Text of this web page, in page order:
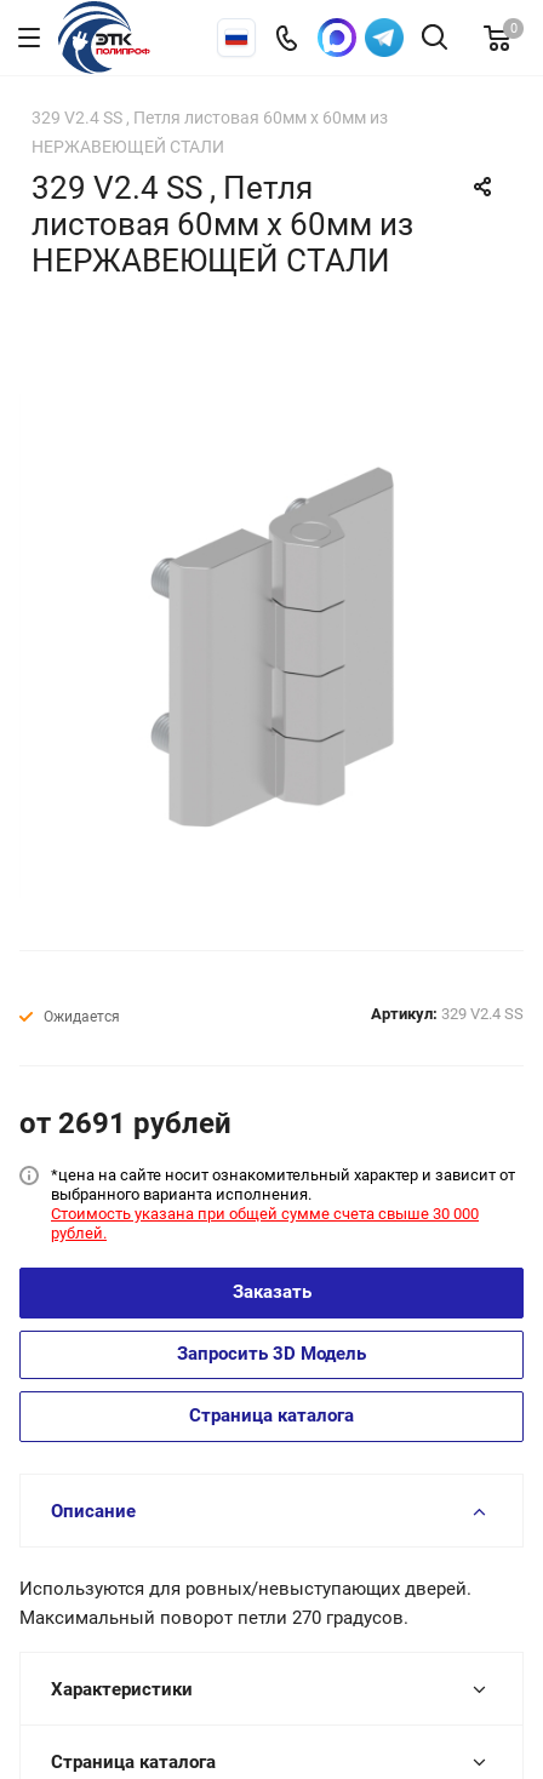
0
329 V2.4 SS , Петля листовая 60мм х 60мм из
НЕРЖАВЕЮЩЕЙ СТАЛИ
329 V2.4 SS , Петля
листовая 60мм х 60мм из
НЕРЖАВЕЮЩЕЙ СТАЛИ
Ожидается Артикул: 329 V2.4 SS
от 2691 рублей
*цена на сайте носит ознакомительный характер и зависит от
выбранного варианта исполнения.
Стоимость указана при общей сумме счета свыше 30 000
рублей.
Заказать
Запросить 3D Модель
Страница каталога
Описание
Используются для ровных/невыступающих дверей.
Максимальный поворот петли 270 градусов.
Характеристики
Страница каталога